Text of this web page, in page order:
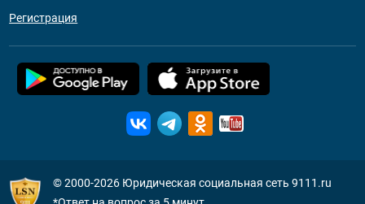
Регистрация
© 2000-2026 Юридическая социальная сеть 9111.ru